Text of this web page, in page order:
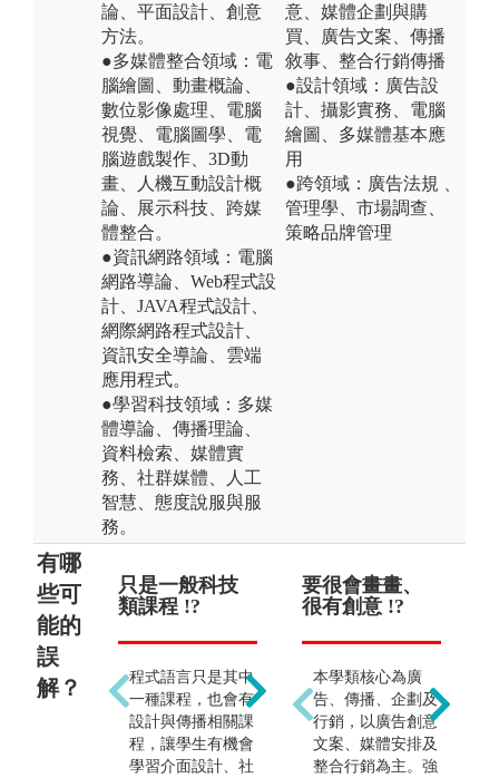
論、平面設計、創意
方法。
●多媒體整合領域：電
腦繪圖、動畫概論、
數位影像處理、電腦
視覺、電腦圖學、電
腦遊戲製作、3D動
畫、人機互動設計概
論、展示科技、跨媒
體整合。
●資訊網路領域：電腦
網路導論、Web程式設
計、JAVA程式設計、
網際網路程式設計、
資訊安全導論、雲端
應用程式。
●學習科技領域：多媒
體導論、傳播理論、
資料檢索、媒體實
務、社群媒體、人工
智慧、態度說服與服
務。
意、媒體企劃與購
買、廣告文案、傳播
敘事、整合行銷傳播
●設計領域：廣告設
計、攝影實務、電腦
繪圖、多媒體基本應
用
●跨領域：廣告法規 、
管理學、市場調查、
策略品牌管理
有哪
些可
能的
誤
解？
只是一般科技
類課程 !?
程式語言只是其中
一種課程，也會有
設計與傳播相關課
程，讓學生有機會
學習介面設計、社
只能往媒體產
業發展 !?
所學涵蓋資訊技
術、視覺設計、互
動科技、數位傳播
之整合訓練，可發
揮所長至平面設
要很會畫畫、
很有創意 !?
本學類核心為廣
告、傳播、企劃及
行銷，以廣告創意
文案、媒體安排及
整合行銷為主。強